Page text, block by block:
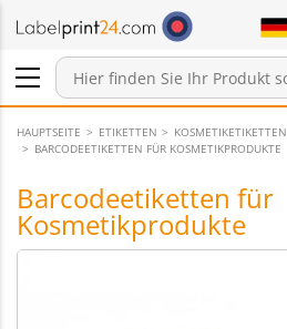
Anmelden / Registrieren
Warenkorb
Mitteilungen
HAUPTSEITE ETIKETTEN
KOSMETIKETIKETTEN
BARCODEETIKETTEN FÜR KOSMETIKPRODUKTE
Barcodeetiketten für
Kosmetikprodukte